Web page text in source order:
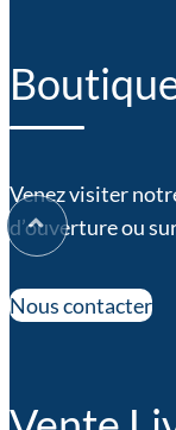
Venez visiter
d’ouverture ou
Nous contacter